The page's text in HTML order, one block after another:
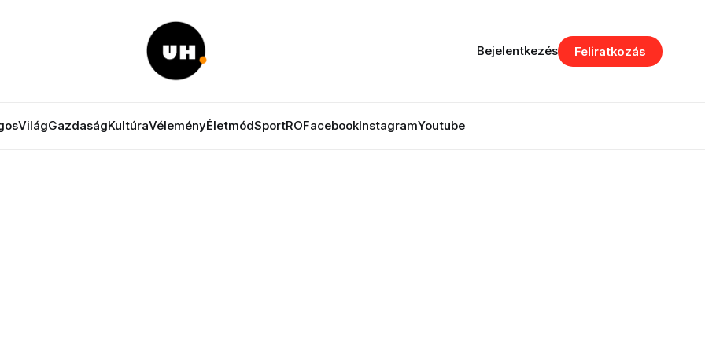
VilágGazdaságKultúraVéleményÉletmódSportROFacebookInstagramYoutube
Bejelentkezés Feliratkozás